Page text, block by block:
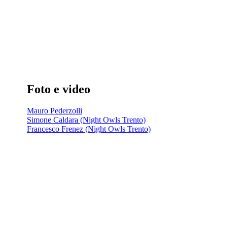
Foto e video
Mauro Pederzolli
Simone Caldara (Night Owls Trento)
Francesco Frenez (Night Owls Trento)